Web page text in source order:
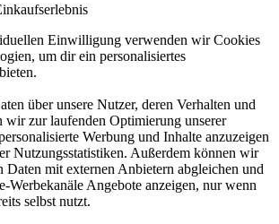
Einwilligung verwenden wir Cookies
um dir ein personalisiertes
über unsere Nutzer, deren Verhalten und
wir zur laufenden Optimierung unserer
Werbung und Inhalte anzuzeigen
Nutzungsstatistiken. Außerdem können wir
Daten mit externen Anbietern abgleichen und
Werbekanäle Angebote anzeigen, nur wenn
selbst nutzt.